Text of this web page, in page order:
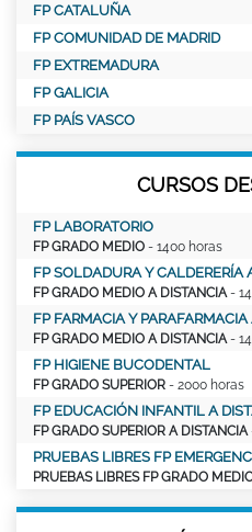
FP CATALUÑA
FP COMUNIDAD DE MADRID
FP EXTREMADURA
FP GALICIA
FP PAÍS VASCO
CURSOS
FP LABORATORIO
FP GRADO MEDIO - 1400 horas
FP SOLDADURA Y CALDERERÍA
FP GRADO MEDIO A DISTANCIA -
FP FARMACIA Y
FP GRADO MEDIO A DISTANCIA -
FP HIGIENE BUCODENTAL
FP GRADO SUPERIOR - 2000 horas
FP EDUCACIÓN INFANTIL A
FP GRADO SUPERIOR A DISTANCIA
PRUEBAS LIBRES FP
PRUEBAS LIBRES FP GRADO